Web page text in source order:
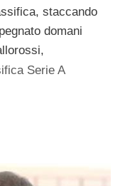
staccando
domani
Serie A